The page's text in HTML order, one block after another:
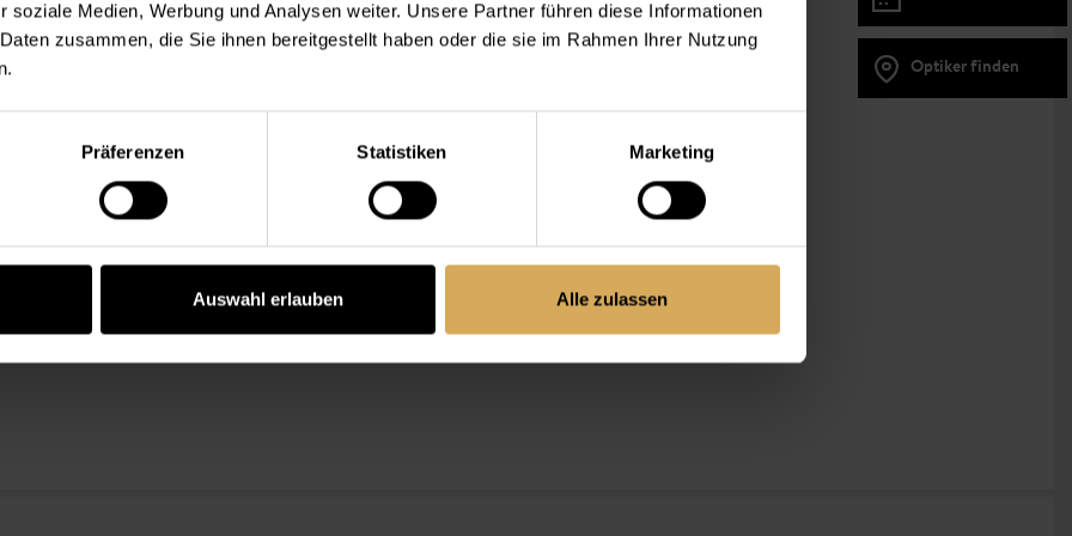
soziale Medien, Werbung und Analysen weiter. Unsere Partner führen diese Informationen
zusammen, die Sie ihnen bereitgestellt haben oder die sie im Rahmen Ihrer Nutzung
Präferenzen Statistiken Marketing
Auswahl erlauben Alle zulassen
von Lensy
, die sich insbesondere für Einsteiger optimal eignen. Diese
sehr interessant, sondern erweisen sich oftmals auch bei Ablagerungs-,
als die ideale Wahl.
Optiker finden